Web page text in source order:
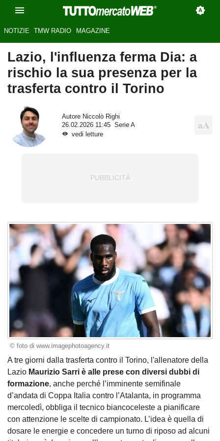
NOTIZIE TMW RADIO MAGAZINE
Lazio, l'influenza ferma Dia: a
rischio la sua presenza per la
trasferta contro il Torino
Autore Niccolò Righi
26.02.2026 11:45
Serie A
vedi letture
© foto di www.imagephotoagency.it
A tre giorni dalla trasferta contro il Torino, l'allenatore della
Lazio Maurizio Sarri è alle prese con diversi dubbi di
formazione, anche perché l’imminente semifinale
d’andata di Coppa Italia contro l’Atalanta, in programma
mercoledì, obbliga il tecnico biancoceleste a pianificare
con attenzione le scelte di campionato. L’idea è quella di
dosare le energie e concedere un turno di riposo ad alcuni